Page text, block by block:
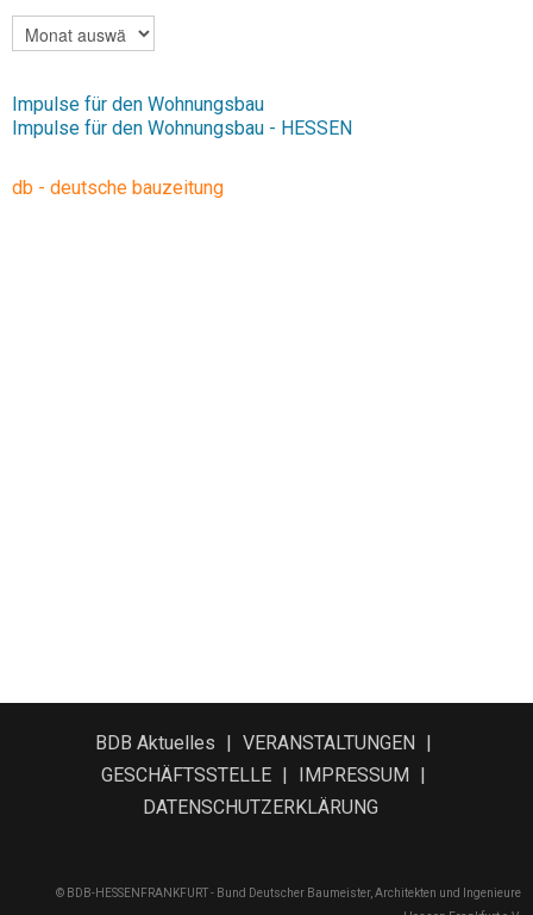
ARCHIV
Impulse für den Wohnungsbau
Impulse für den Wohnungsbau - HESSEN
db - deutsche bauzeitung
BDB Aktuelles
VERANSTALTUNGEN
GESCHÄFTSSTELLE
IMPRESSUM
DATENSCHUTZERKLÄRUNG
© BDB-HESSENFRANKFURT - Bund Deutscher Baumeister, Architekten und Ingenieure